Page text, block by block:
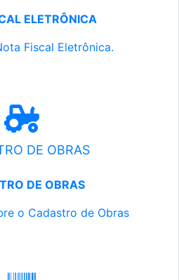
ELETRÔNICA
Fiscal Eletrônica.
DE OBRAS
DE OBRAS
o Cadastro de Obras